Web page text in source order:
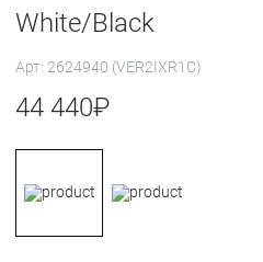
White/Black
Арт: 2624940 (VER2IXR1C)
44 440₽